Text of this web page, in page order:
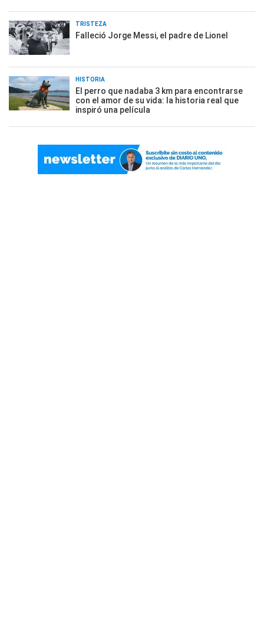
TRISTEZA
Falleció Jorge Messi, el padre de Lionel
HISTORIA
El perro que nadaba 3 km para encontrarse
con el amor de su vida: la historia real que
inspiró una película